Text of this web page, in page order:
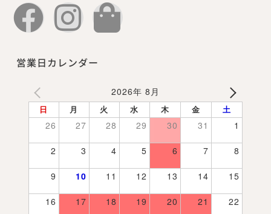
営業日カレンダー
2026年 8月
日 月 火 水 木 金 土
26 27 28 29 30 31 1
2 3 4 5 6 7 8
9 10 11 12 13 14 15
16 17 18 19 20 21 22